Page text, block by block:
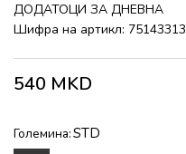
ДОДАТОЦИ ЗА ДНЕВНА
Шифра на артикл: 75143313
540 MKD
Големина:STD